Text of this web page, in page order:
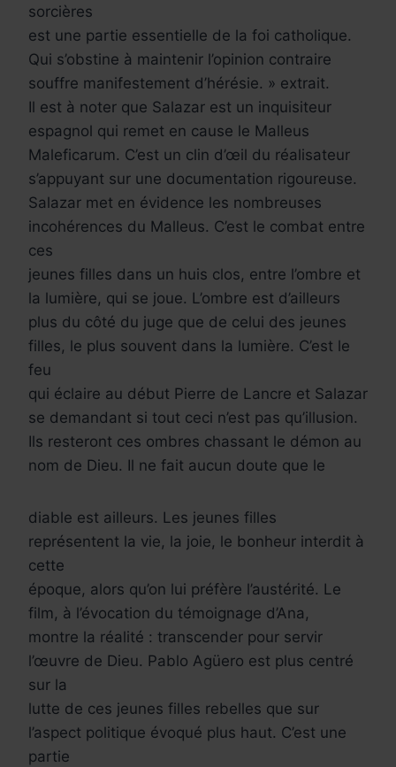
sorcières
est une partie essentielle de la foi catholique.
Qui s’obstine à maintenir l’opinion contraire
souffre manifestement d’hérésie. » extrait.
Il est à noter que Salazar est un inquisiteur
espagnol qui remet en cause le Malleus
Maleficarum. C’est un clin d’œil du réalisateur
s’appuyant sur une documentation rigoureuse.
Salazar met en évidence les nombreuses
incohérences du Malleus. C’est le combat entre
ces
jeunes filles dans un huis clos, entre l’ombre et
la lumière, qui se joue. L’ombre est d’ailleurs
plus du côté du juge que de celui des jeunes
filles, le plus souvent dans la lumière. C’est le
feu
qui éclaire au début Pierre de Lancre et Salazar
se demandant si tout ceci n’est pas qu’illusion.
Ils resteront ces ombres chassant le démon au
nom de Dieu. Il ne fait aucun doute que le
diable est ailleurs. Les jeunes filles
représentent la vie, la joie, le bonheur interdit à
cette
époque, alors qu’on lui préfère l’austérité. Le
film, à l’évocation du témoignage d’Ana,
montre la réalité : transcender pour servir
l’œuvre de Dieu. Pablo Agüero est plus centré
sur la
lutte de ces jeunes filles rebelles que sur
l’aspect politique évoqué plus haut. C’est une
partie